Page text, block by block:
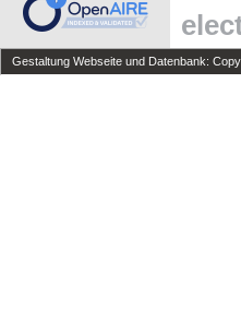
Gestaltung Webseite und Datenbank: